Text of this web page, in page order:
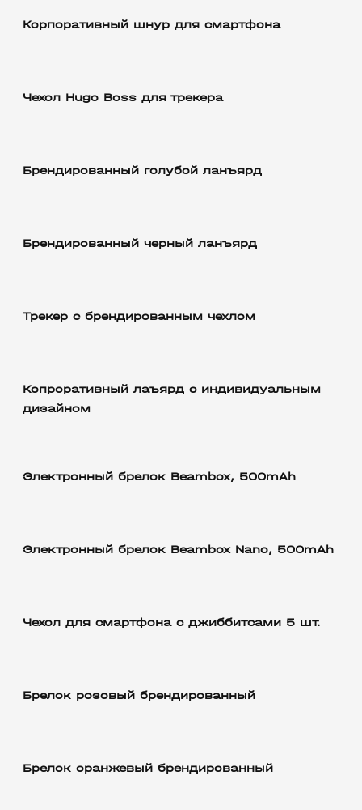
Корпоративный шнур для смартфона
Чехол Hugo Boss для трекера
Брендированный голубой ланъярд
Брендированный черный ланъярд
Трекер с брендированным чехлом
Копроративный лаъярд с индивидуальным
дизайном
Электронный брелок Beambox, 500mAh
Электронный брелок Beambox Nano, 500mAh
Чехол для смартфона с джиббитсами 5 шт.
Брелок розовый брендированный
Брелок оранжевый брендированный